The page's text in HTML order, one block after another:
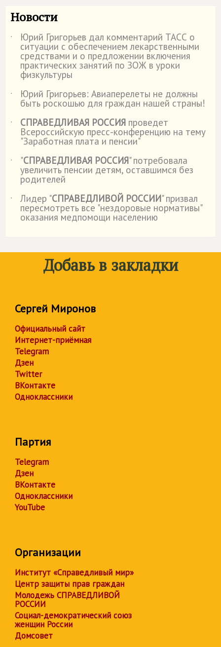
Новости
˙ Юрий Григорьев дал комментарий ТАСС о
ситуации с обеспечением лекарственными
средствами и о предложении включения
практических занятий по ЗОЖ в уроки
физкультуры
˙
Юрий Григорьев: Авиаперелеты не должны
быть роскошью для граждан нашей страны!
˙
СПРАВЕДЛИВАЯ РОССИЯ проведет
Всероссийскую пресс-конференцию на тему
"Заработная плата и пенсии"
˙
"СПРАВЕДЛИВАЯ РОССИЯ" потребовала
увеличить пенсии детям, оставшимся без
родителей
˙
Лидер "СПРАВЕДЛИВОЙ РОССИИ" призвал
пересмотреть все "нездоровые нормативы"
оказания медпомощи населению
Добавь в закладки
Сергей Миронов
Официальный сайт
Интернет-приёмная
Telegram
Дзен
Twitter
ВКонтакте
Одноклассники
Партия
Telegram
Дзен
ВКонтакте
Одноклассники
YouTube
Организации
Институт «Справедливый мир»
Центр защиты прав граждан
Молодежь СПРАВЕДЛИВОЙ
РОССИИ
Социал-демократический союз
женщин России
Домсовет